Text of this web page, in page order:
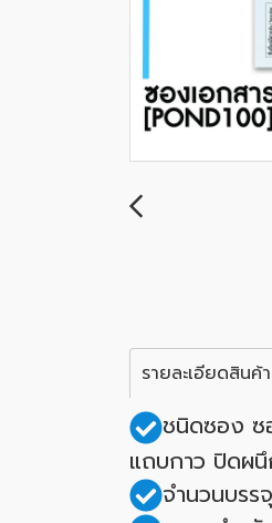
รายละเอียดสินค้า
ชนิดซอง ซ
แถบกาว ปิดผ
จำนวนบร